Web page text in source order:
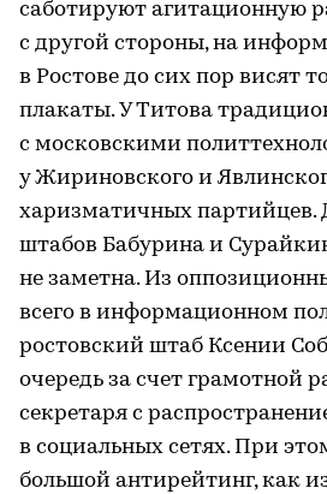
саботируют агитационную
с другой стороны, на
в Ростове до сих пор висят
плакаты. У Титова
с московскими
у Жириновского и
харизматичных партийцев.
штабов Бабурина и
не заметна. Из
всего в информационном
ростовский штаб Ксении
очередь за счет грамотной
секретаря с
в социальных сетях. При
большой антирейтинг, как